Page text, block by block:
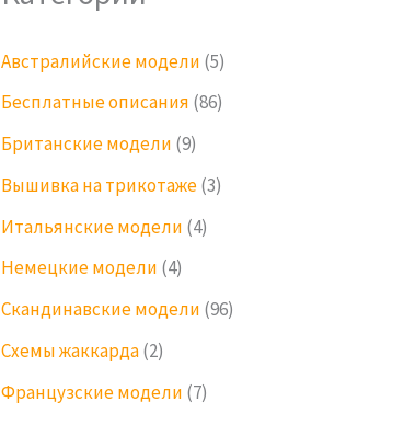
Австралийские модели (5)
Бесплатные описания (86)
Британские модели (9)
Вышивка на трикотаже(3)
Итальянские модели (4)
Немецкие модели (4)
Скандинавские модели (96)
Схемы жаккарда(2)
Французские модели (7)